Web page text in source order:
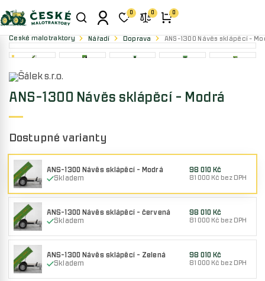
0 0 0
České malotraktory Nářadí Doprava ANS-1300 Návěs sklápěcí -
ANS-1300 Návěs sklápěcí - Modrá
Dostupné varianty
ANS-1300 Návěs sklápěcí - Modrá
Skladem
98 010 Kč
81 000 Kč bez DPH
ANS-1300 Návěs sklápěcí - červená
Skladem
98 010 Kč
81 000 Kč bez DPH
ANS-1300 Návěs sklápěcí - Zelená
Skladem
98 010 Kč
81 000 Kč bez DPH